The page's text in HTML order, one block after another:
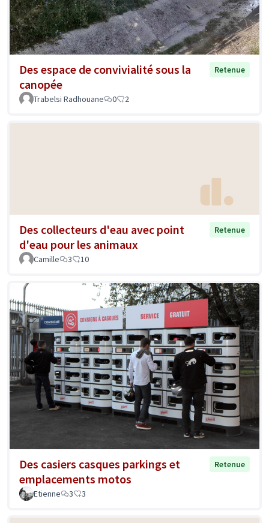
Des espace de convivialité sous la
canopée
Retenue
Trabelsi Radhouane 0 2
Des collecteurs d'eau avec point
d'eau pour les animaux
Retenue
Camille 3 10
Des casiers casques parkings et
emplacements motos
Retenue
Etienne 3 3